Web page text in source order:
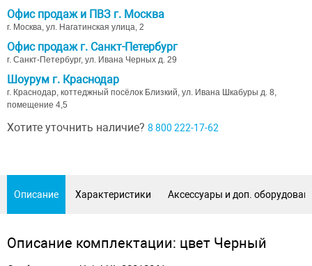
Офис продаж и ПВЗ г. Москва
г. Москва, ул. Нагатинская улица, 2
Офис продаж г. Санкт-Петербург
г. Санкт-Петербург, ул. Ивана Черных д. 29
Шоурум г. Краснодар
г. Краснодар, коттеджный посёлок Близкий, ул. Ивана Шкабуры д. 8,
помещение 4,5
Хотите уточнить наличие? 8 800 222-17-62
Описание Характеристики Аксессуары и доп.
Описание комплектации: цвет Черный